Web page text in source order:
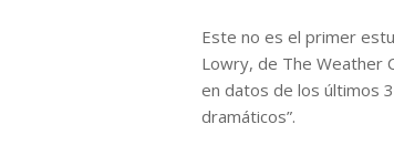
Este no es el primer
Lowry, de The Weather
en datos de los últimos
dramáticos”.